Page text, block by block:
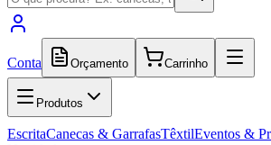
Conta Orçamento Carrinho
Produtos
EscritaCanecas & GarrafasTêxtilEventos &